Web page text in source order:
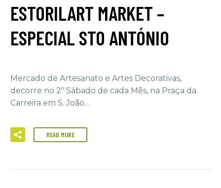
ESTORILART MARKET –
ESPECIAL STO ANTÓNIO
Mercado de Artesanato e Artes Decorativas,
decorre no 2º Sábado de cada Mês, na Praça da
Carreira em S. João…
READ MORE